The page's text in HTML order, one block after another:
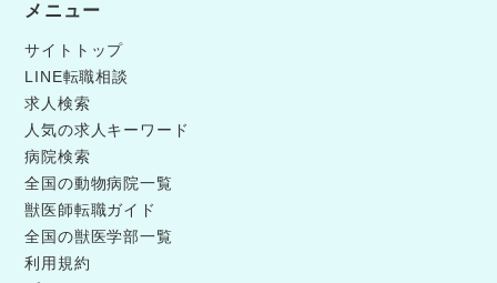
メニュー
サイトトップ
LINE転職相談
求人検索
人気の求人キーワード
病院検索
全国の動物病院一覧
獣医師転職ガイド
全国の獣医学部一覧
利用規約